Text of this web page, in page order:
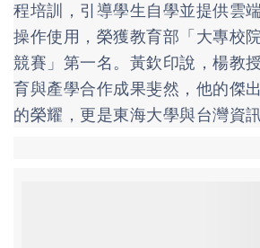
程培訓，引導學生自學並提供雲
操作使用，榮獲教育部「大專校
競賽」第一名。黃欽印說，楊教
育與產學合作成果斐然，他的傑
的榮耀，更是東海大學與台灣資